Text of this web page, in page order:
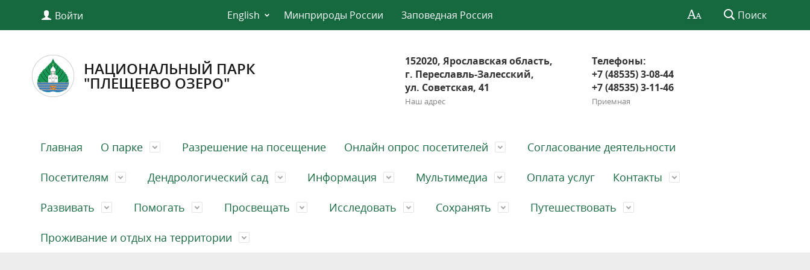
Войти English Минприроды России Заповедная Россия Поиск
НАЦИОНАЛЬНЫЙ ПАРК
"ПЛЕЩЕЕВО ОЗЕРО"
152020, Ярославская область,
г. Переславль-Залесский,
ул. Советская, 41
Наш адрес
Телефоны:
+7 (48535) 3-08-44
+7 (48535) 3-11-46
Приемная
Главная О парке Разрешение на посещение Онлайн опрос посетителей Согласование деятельности
Посетителям Дендрологический сад Информация Мультимедиа Оплата услуг Контакты
Развивать Помогать Просвещать Исследовать Сохранять Путешествовать
Проживание и отдых на территории